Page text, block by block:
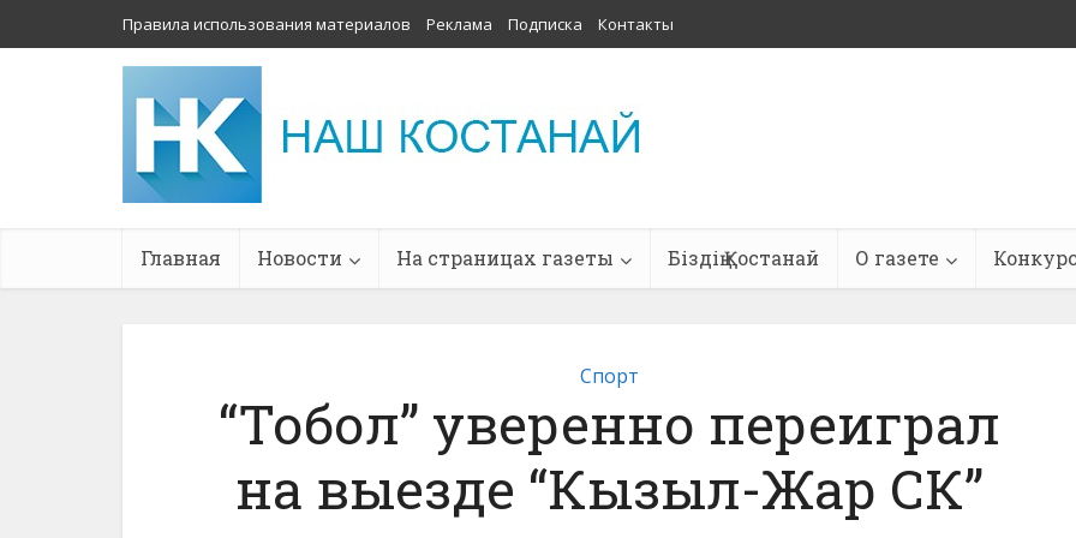
Правила использования материалов Реклама Подписка Контакты
Главная Новости На страницах газеты Біздің Қостанай О газете
Спорт
“Тобол” уверенно переиграл
на выезде “Кызыл-Жар СК”